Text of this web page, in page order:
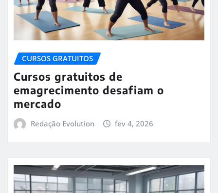
CURSOS GRATUITOS
Cursos gratuitos de
emagrecimento desafiam o
mercado
Redação Evolution fev 4, 2026